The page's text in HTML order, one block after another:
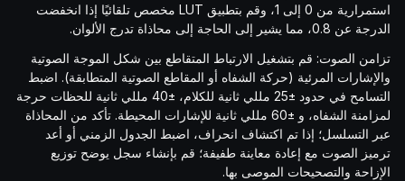
استمرارية من 0 إلى 1، وقم بتطبيق LUT مخصص تلقائيًا إذا انخفضت
الدرجة عن 0.8، مما يشير إلى الحاجة إلى محاذاة تدرج الألوان.
تزامن الصوت: قم بتشغيل الارتباط المتقاطع بين شكل الموجة الصوتية
والإشارات المرئية (حركة الشفاه أو المقاطع الصوتية المتطابقة). اضبط
التسامح في حدود ±25 مللي ثانية للكلام، ±40 مللي ثانية للحظات حرجة
لمزامنة الشفاه، و ±60 مللي ثانية للإشارات المحيطة. تأكد من المحاذاة
عبر التسلسل؛ إذا تم اكتشاف انحراف، اضبط الجدول الزمني أو أعد
ترميز الصوت مع إعادة معاينة طفيفة؛ قم بإنشاء سجل يوضح توزيع
الإزاحة والتصحيحات الموصى بها.